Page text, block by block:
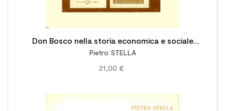
Don Bosco nella storia economica e sociale
(1815-1870)
Pietro STELLA
21,00 €